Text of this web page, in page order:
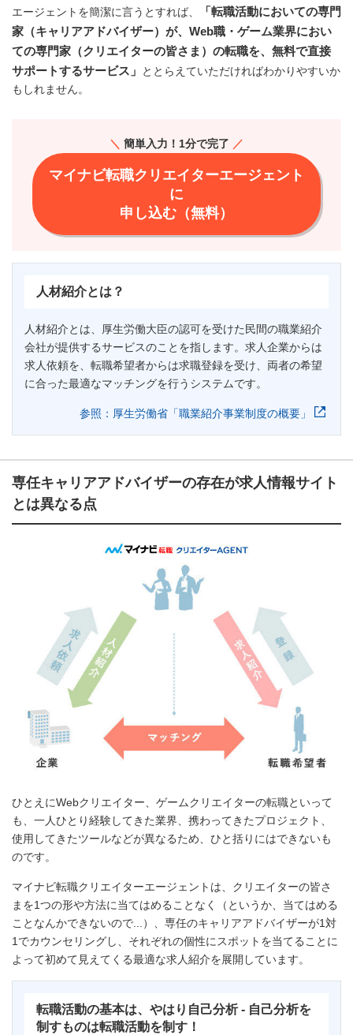
エージェントを簡潔に言うとすれば、
「転職活動においての専門
家（キャリアアドバイザー）が、Web職・ゲーム業界におい
ての専門家（クリエイターの皆さま）の転職を、無料で直接
サポートするサービス」
ととらえていただければわかりやすいか
もしれません。
＼ 簡単入力！1分で完了 ／
マイナビ転職クリエイターエージェント
に
申し込む（無料）
人材紹介とは？
人材紹介とは、厚生労働大臣の認可を受けた民間の職業紹介
会社が提供するサービスのことを指します。求人企業からは
求人依頼を、転職希望者からは求職登録を受け、両者の希望
に合った最適なマッチングを行うシステムです。
参照：厚生労働省「職業紹介事業制度の概要」
専任キャリアアドバイザーの存在が求人情報サイト
とは異なる点
ひとえにWebクリエイター、ゲームクリエイターの転職といって
も、一人ひとり経験してきた業界、携わってきたプロジェクト、
使用してきたツールなどが異なるため、ひと括りにはできないも
のです。
マイナビ転職クリエイターエージェントは、クリエイターの皆さ
まを1つの形や方法に当てはめることなく（というか、当てはめる
ことなんかできないので...）、専任のキャリアアドバイザーが1対
1でカウンセリングし、それぞれの個性にスポットを当てることに
よって初めて見えてくる最適な求人紹介を展開しています。
転職活動の基本は、やはり自己分析 - 自己分析を
制すものは転職活動を制す！